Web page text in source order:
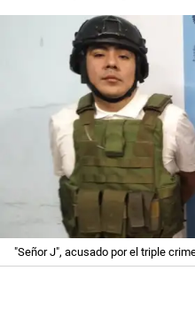
"Señor J", acusado por el triple